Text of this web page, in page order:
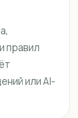
правил
или AI-